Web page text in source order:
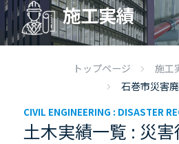
施工実績
トップページ 施工
石巻市災害
CIVIL ENGINEERING : DISASTER
土木実績一覧 : 災害